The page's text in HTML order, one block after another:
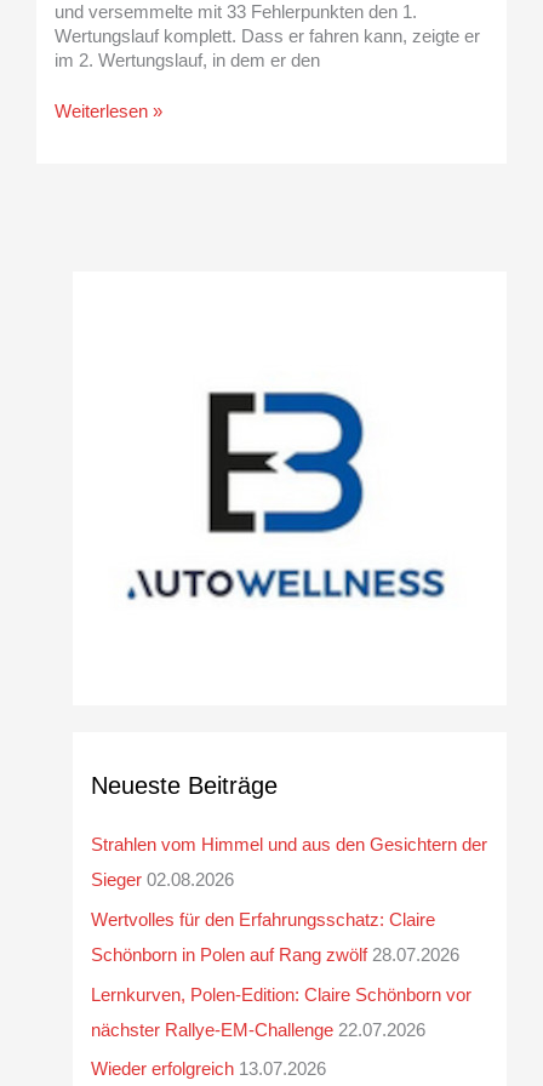
und versemmelte mit 33 Fehlerpunkten den 1.
Wertungslauf komplett. Dass er fahren kann, zeigte er
im 2. Wertungslauf, in dem er den
Weiterlesen »
Neueste Beiträge
Strahlen vom Himmel und aus den Gesichtern der
Sieger 02.08.2026
Wertvolles für den Erfahrungsschatz: Claire
Schönborn in Polen auf Rang zwölf 28.07.2026
Lernkurven, Polen-Edition: Claire Schönborn vor
nächster Rallye-EM-Challenge 22.07.2026
Wieder erfolgreich 13.07.2026